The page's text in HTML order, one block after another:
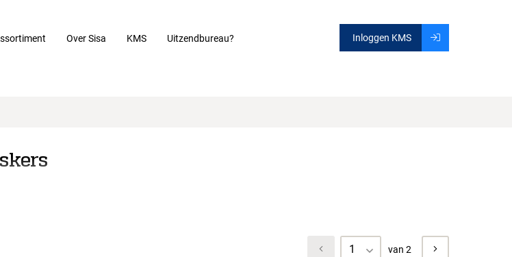
Over Sisa KMS Uitzendbureau? Inloggen KMS
1 van 2